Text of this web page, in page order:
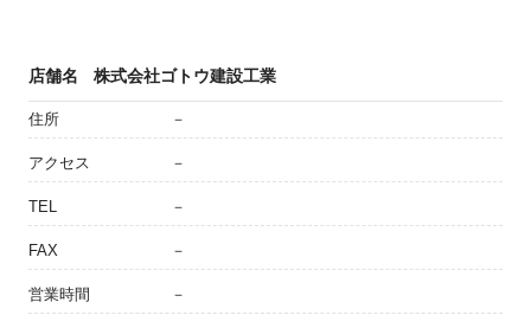
店舗名 株式会社ゴトウ建設工業
住所 －
アクセス －
TEL －
FAX －
営業時間 －